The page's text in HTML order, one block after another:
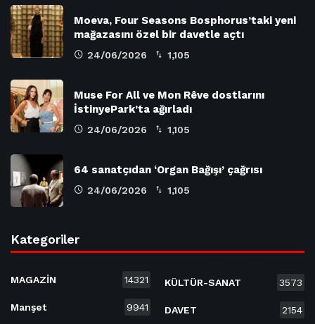
Moeva, Four Seasons Bosphorus’taki yeni
mağazasını özel bir davetle açtı
24/06/2026 1,105
Muse For All ve Mon Rêve dostlarını
İstinyePark’ta ağırladı
24/06/2026 1,105
64 sanatçıdan ‘Organ Bağışı’ çağrısı
24/06/2026 1,105
Kategoriler
MAGAZİN 14321
Manşet 9941
KÜLTÜR-SANAT 3573
DAVET 2154